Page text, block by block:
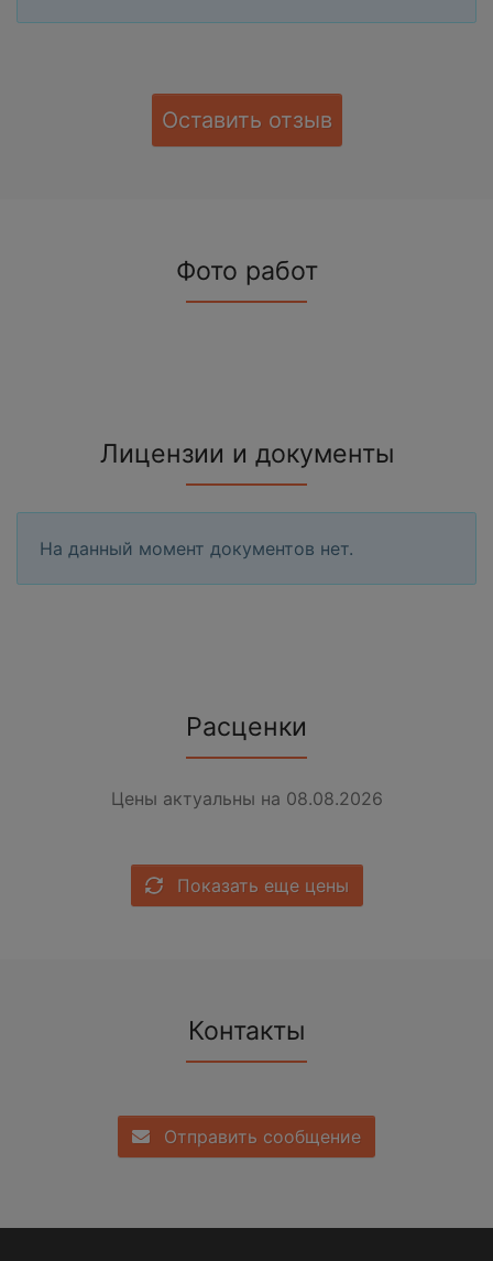
Оставить отзыв
Фото работ
Лицензии и документы
На данный момент документов нет.
Расценки
Цены актуальны на 08.08.2026
Показать еще цены
Контакты
Отправить сообщение